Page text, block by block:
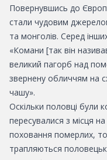
Повернувшись до
стали чудовим
та монголів. Серед
«Комани [так він
великий пагорб над
звернену обличчям на
чашу».
Оскільки половці були
пересувалися з місця
поховання померлих,
трапляються